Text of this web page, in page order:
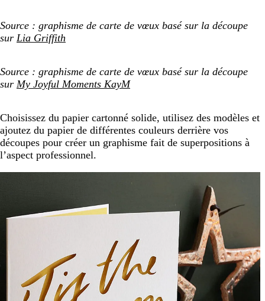
Source : graphisme de carte de vœux basé sur la découpe
sur Lia Griffith
Source : graphisme de carte de vœux basé sur la découpe
sur My Joyful Moments KayM
Choisissez du papier cartonné solide, utilisez des modèles et
ajoutez du papier de différentes couleurs derrière vos
découpes pour créer un graphisme fait de superpositions à
l’aspect professionnel.